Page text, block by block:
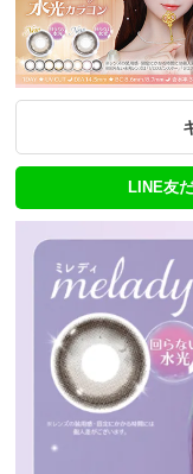
LINE友